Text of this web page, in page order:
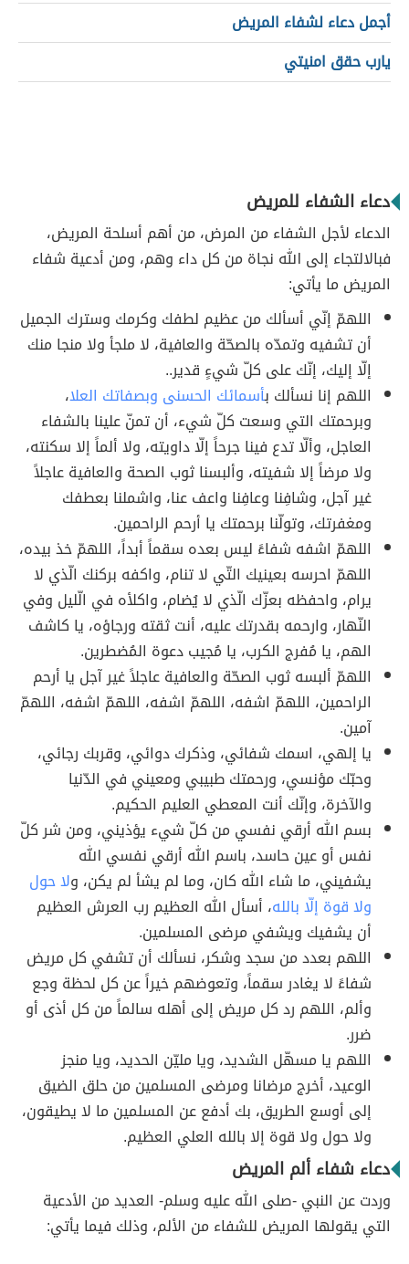
أجمل دعاء لشفاء المريض
يارب حقق امنيتي
دعاء الشفاء للمريض
الدعاء لأجل الشفاء من المرض، من أهم أسلحة المريض،
فبالالتجاء إلى الله نجاة من كل داء وهم، ومن أدعية شفاء
المريض ما يأتي:
اللهمّ إنّي أسألك من عظيم لطفك وكرمك وسترك الجميل
أن تشفيه وتمدّه بالصحّة والعافية، لا ملجأ ولا منجا منك
إلّا إليك، إنّك على كلّ شيءٍ قدير..
اللهم إنا نسألك بأسمائك الحسنى وبصفاتك العلا،
وبرحمتك التي وسعت كلّ شيء، أن تمنّ علينا بالشفاء
العاجل، وألّا تدع فينا جرحاً إلّا داويته، ولا ألماً إلا سكنته،
ولا مرضاً إلا شفيته، وألبسنا ثوب الصحة والعافية عاجلاً
غير آجل، وشافِنا وعافِنا واعف عنا، واشملنا بعطفك
ومغفرتك، وتولّنا برحمتك يا أرحم الراحمين.
اللهمّ اشفه شفاءً ليس بعده سقماً أبداً، اللهمّ خذ بيده،
اللهمّ احرسه بعينيك التّي لا تنام، واكفه بركنك الّذي لا
يرام، واحفظه بعزّك الّذي لا يُضام، واكلأه في الّليل وفي
النّهار، وارحمه بقدرتك عليه، أنت ثقته ورجاؤه، يا كاشف
الهم، يا مُفرج الكرب، يا مُجيب دعوة المُضطرين.
اللهمّ ألبسه ثوب الصحّة والعافية عاجلاً غير آجل يا أرحم
الراحمين، اللهمّ اشفه، اللهمّ اشفه، اللهمّ اشفه، اللهمّ
آمين.
يا إلهي، اسمك شفائي، وذكرك دوائي، وقربك رجائي،
وحبّك مؤنسي، ورحمتك طبيبي ومعيني في الدّنيا
والآخرة، وإنّك أنت المعطي العليم الحكيم.
بسم الله أرقي نفسي من كلّ شيء يؤذيني، ومن شر كلّ
نفس أو عين حاسد، باسم الله أرقي نفسي الله
يشفيني، ما شاء الله كان، وما لم يشأ لم يكن، ولا حول
ولا قوة إلّا بالله، أسأل الله العظيم رب العرش العظيم
أن يشفيك ويشفي مرضى المسلمين.
اللهم بعدد من سجد وشكر، نسألك أن تشفي كل مريض
شفاءً لا يغادر سقماً، وتعوضهم خيراً عن كل لحظة وجع
وألم، اللهم رد كل مريض إلى أهله سالماً من كل أذى أو
ضرر.
اللهم يا مسهّل الشديد، ويا مليّن الحديد، ويا منجز
الوعيد، أخرج مرضانا ومرضى المسلمين من حلق الضيق
إلى أوسع الطريق، بك أدفع عن المسلمين ما لا يطيقون،
ولا حول ولا قوة إلا بالله العلي العظيم.
دعاء شفاء ألم المريض
وردت عن النبي -صلى الله عليه وسلم- العديد من الأدعية
التي يقولها المريض للشفاء من الألم، وذلك فيما يأتي: